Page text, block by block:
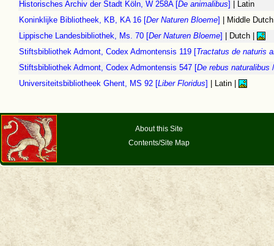
Historisches Archiv der Stadt Köln, W 258A [De animalibus]
| Latin
Koninklijke Bibliotheek, KB, KA 16 [Der Naturen Bloeme]
| Middle
Lippische Landesbibliothek, Ms. 70 [Der Naturen Bloeme]
| Dutch |
Stiftsbibliothek Admont, Codex Admontensis 119 [Tractatus de naturis
Stiftsbibliothek Admont, Codex Admontensis 547 [De rebus naturalibus
Universiteitsbibliotheek Ghent, MS 92 [Liber Floridus] | Latin |
About this Site
Contents/Site Map